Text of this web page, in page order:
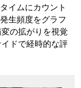
イムにカウント
生頻度をグラフ
の拡がりを視覚
ドで経時的な評